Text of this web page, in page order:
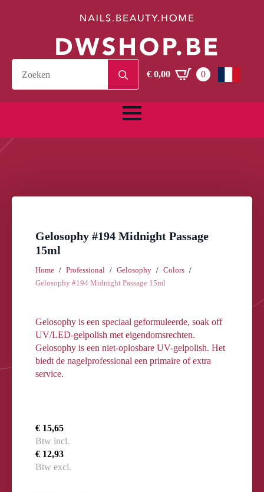
for:€0,00 0
Gelosophy #194 Midnight Passage
15ml
Home Professional Gelosophy
Colors
Gelosophy #194 Midnight Passage 15ml
Gelosophy is een speciaal geformuleerde, soak off
UV/LED-gelpolish met eigendomsrechten.
Gelosophy is een niet-oplosbare UV-gelpolish. Het
biedt de nagelprofessional een primaire of extra
service.
€ 15,65
Btw incl.
€ 12,93
Btw excl.